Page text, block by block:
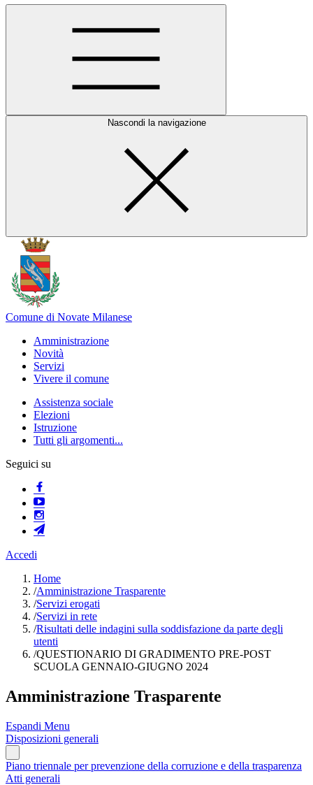
Nascondi la navigazione
Comune di Novate Milanese
Amministrazione
Novità
Servizi
Vivere il comune
Assistenza sociale
Elezioni
Istruzione
Tutti gli argomenti...
Seguici su
Accedi
Home
/Amministrazione Trasparente
/Servizi erogati
/Servizi in rete
/Risultati delle indagini sulla soddisfazione da parte degli
utenti
/QUESTIONARIO DI GRADIMENTO PRE-POST
SCUOLA GENNAIO-GIUGNO 2024
Amministrazione Trasparente
Espandi Menu
Disposizioni generali
Piano triennale per prevenzione della corruzione e della trasparenza
Atti generali